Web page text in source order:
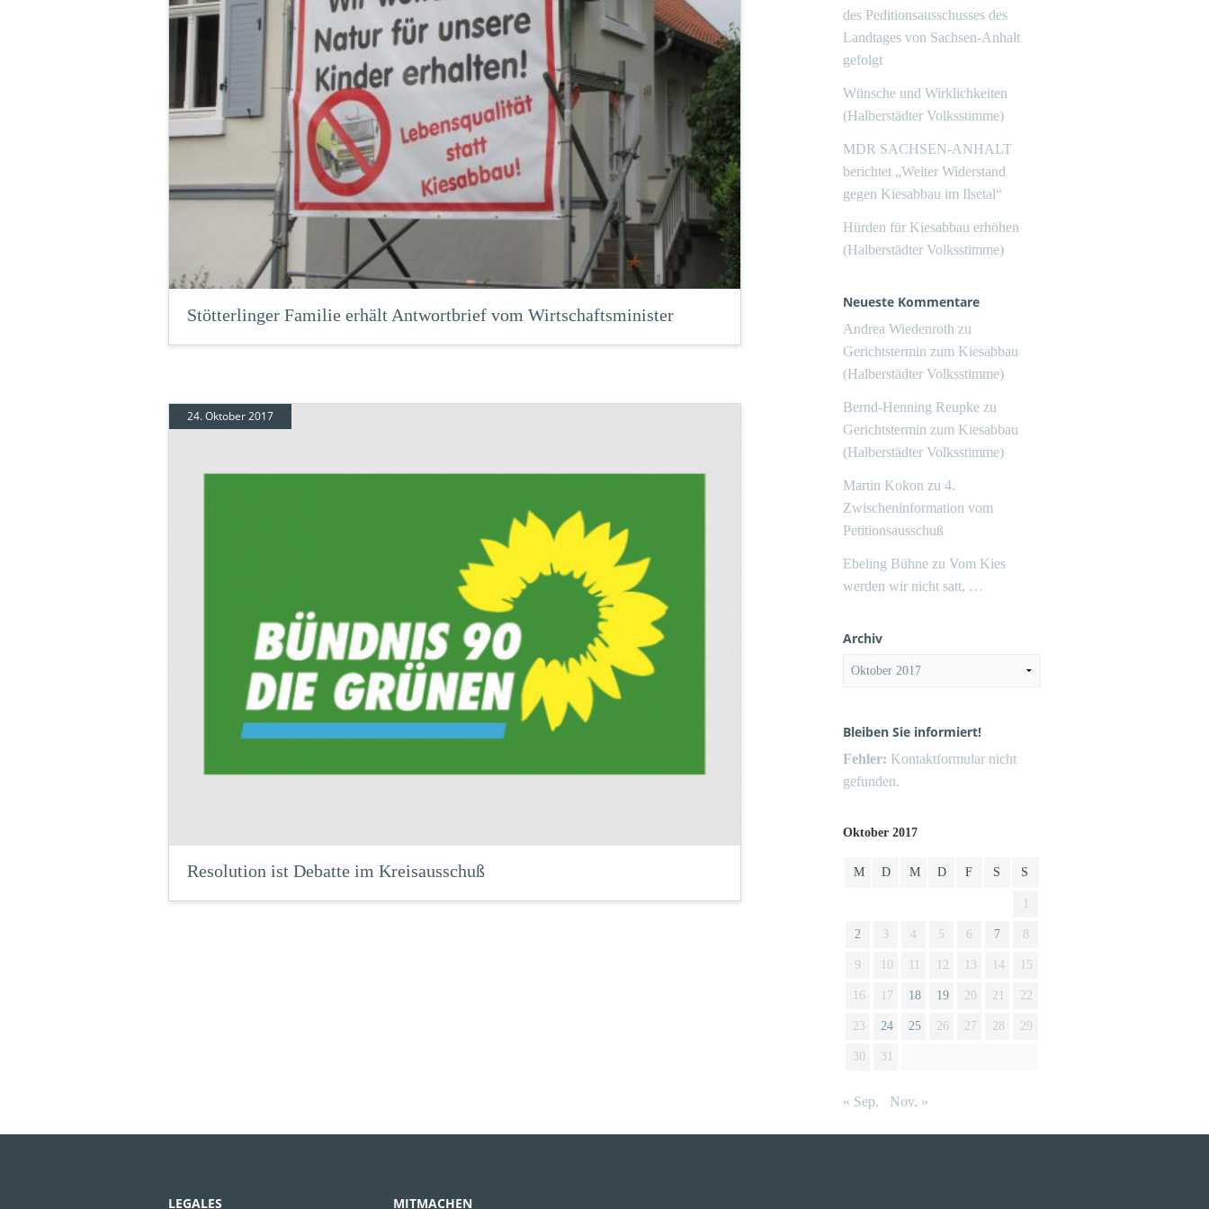
Stötterlinger Familie erhält Antwortbrief vom Wirtschaftsminister
24. Oktober 2017
Resolution ist Debatte im Kreisausschuß
des Peditionsausschusses des
Landtages von Sachsen-Anhalt
gefolgt
Wünsche und Wirklichkeiten
(Halberstädter Volksstimme)
MDR SACHSEN-ANHALT
berichtet „Weiter Widerstand
gegen Kiesabbau im Ilsetal“
Hürden für Kiesabbau erhöhen
(Halberstädter Volksstimme)
Neueste Kommentare
Andrea Wiedenroth zu
Gerichtstermin zum Kiesabbau
(Halberstädter Volksstimme)
Bernd-Henning Reupke zu
Gerichtstermin zum Kiesabbau
(Halberstädter Volksstimme)
Martin Kokon zu 4.
Zwischeninformation vom
Petitionsausschuß
Ebeling Bühne zu Vom Kies
werden wir nicht satt, …
Archiv
Archiv
Bleiben Sie informiert!
Fehler: Kontaktformular nicht
gefunden.
Oktober 2017
M D M D F S S
2 3 4 5 6 7 8
9 10 12 13 14 15
16 17 18 19 20 21 22
23 24 25 26 27 28 29
30 31
« Sep. Nov. »
LEGALES MITMACHEN